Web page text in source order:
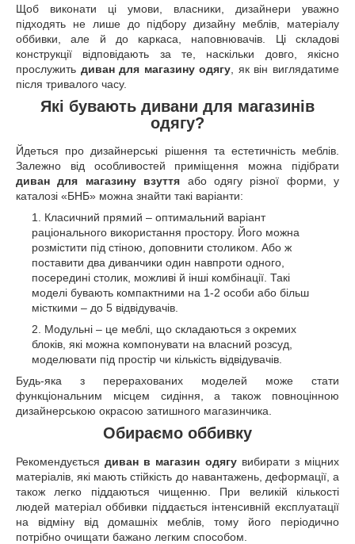
Щоб виконати ці умови, власники, дизайнери уважно
підходять не лише до підбору дизайну меблів, матеріалу
оббивки, але й до каркаса, наповнювачів. Ці складові
конструкції відповідають за те, наскільки довго, якісно
прослужить диван для магазину одягу , як він виглядатиме
після тривалого часу.
Які бувають дивани для магазинів
одягу?
Йдеться про дизайнерські рішення та естетичність меблів.
Залежно від особливостей приміщення можна підібрати
диван для магазину взуття або одягу різної форми, у
каталозі «БНБ» можна знайти такі варіанти:
Класичний прямий – оптимальний варіант
раціонального використання простору. Його можна
розмістити під стіною, доповнити столиком. Або ж
поставити два диванчики один навпроти одного,
посередині столик, можливі й інші комбінації. Такі
моделі бувають компактними на 1-2 особи або більш
місткими – до 5 відвідувачів.
Модульні – це меблі, що складаються з окремих
блоків, які можна компонувати на власний розсуд,
моделювати під простір чи кількість відвідувачів.
Будь-яка з перерахованих моделей може стати
функціональним місцем сидіння, а також повноцінною
дизайнерською окрасою затишного магазинчика.
Обираємо оббивку
Рекомендуєтьсядиван в магазин одягувибирати з міцних
матеріалів, які мають стійкість до навантажень, деформації, а
також легко піддаються чищенню. При великій кількості
людей матеріал оббивки піддається інтенсивній експлуатації
на відміну від домашніх меблів, тому його періодично
потрібно очищати бажано легким способом.